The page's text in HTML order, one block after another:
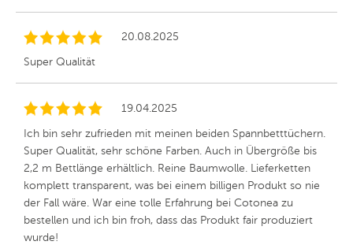
20.08.2025
Super Qualität
19.04.2025
Ich bin sehr zufrieden mit meinen beiden Spannbetttüchern.
Super Qualität, sehr schöne Farben. Auch in Übergröße bis
2,2 m Bettlänge erhältlich. Reine Baumwolle. Lieferketten
komplett transparent, was bei einem billigen Produkt so nie
der Fall wäre. War eine tolle Erfahrung bei Cotonea zu
bestellen und ich bin froh, dass das Produkt fair produziert
wurde!